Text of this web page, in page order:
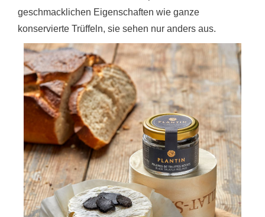
geschmacklichen Eigenschaften wie ganze
konservierte Trüffeln, sie sehen nur anders aus.